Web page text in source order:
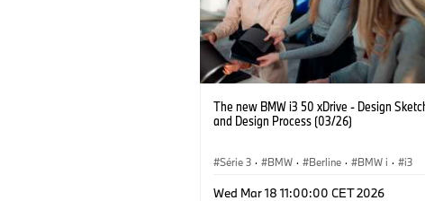
The new BMW i3 50 xDrive - Design
and Design Process (03/26)
Série 3 · BMW · Berline · BMW i · i3
Wed Mar 18 11:00:00 CET 2026